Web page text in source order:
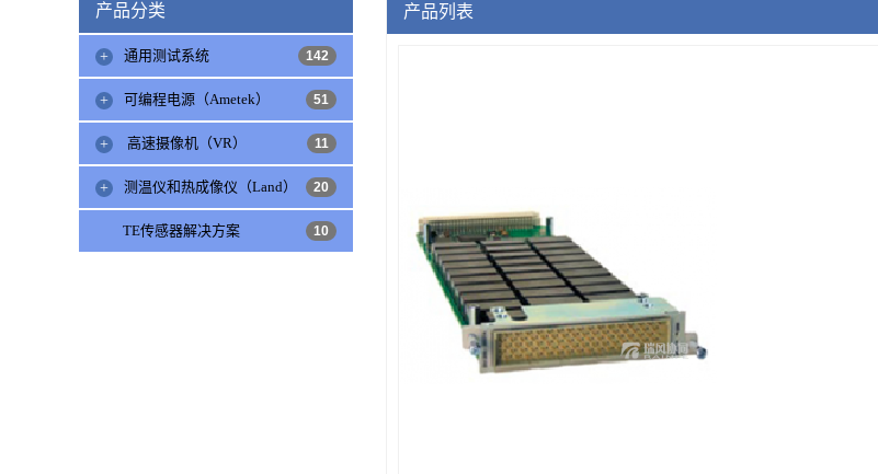
产品分类
通用测试系统 142
可编程电源（Ametek） 51
高速摄像机（VR） 11
测温仪和热成像仪（Land） 20
TE传感器解决方案 10
产品列表